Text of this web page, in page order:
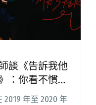
談《告訴我他
：你看不慣的
上
2019 年至 2020 年